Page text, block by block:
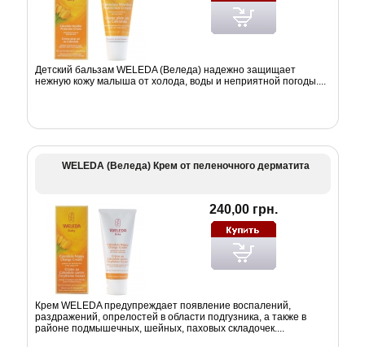
Детский бальзам WELEDA (Веледа) надежно защищает
нежную кожу малыша от холода, воды и неприятной погоды....
WELEDA (Веледа) Крем от пеленочного дерматита
240,00 грн.
Крем WELEDA предупреждает появление воспалений,
раздражений, опрелостей в области подгузника, а также в
районе подмышечных, шейных, паховых складочек....